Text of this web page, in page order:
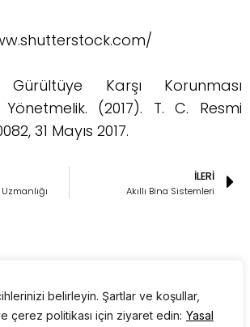
belirleyin. Şartlar ve koşullar,
çerez politikası için ziyaret edin: Yasal
Gürültüye Karşı Korunması
Yönetmelik. (2017). T. C. Resmi
31 Mayıs 2017.
İLERI
Akıllı Bina Sistemleri